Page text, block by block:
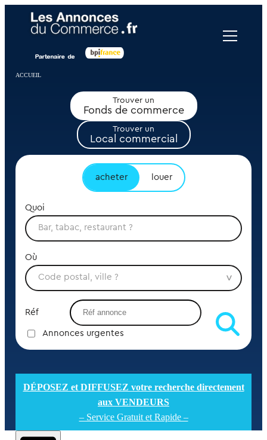
ACCUEIL
Trouver un
Fonds de commerce
Trouver un
Local commercial
acheter louer
Quoi
Où
Réf
Annonces urgentes
DÉPOSEZ et DIFFUSEZ votre recherche directement
aux VENDEURS
– Service Gratuit et Rapide –
Panneau de gestion des cookies